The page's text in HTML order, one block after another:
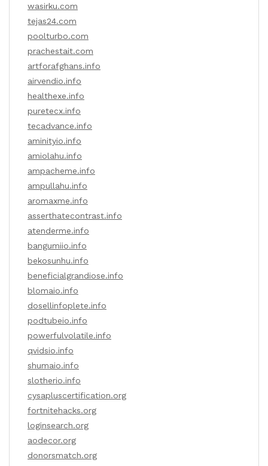
wasirku.com
tejas24.com
poolturbo.com
prachestait.com
artforafghans.info
airvendio.info
healthexe.info
puretecx.info
tecadvance.info
aminityio.info
amiolahu.info
ampacheme.info
ampullahu.info
aromaxme.info
asserthatecontrast.info
atenderme.info
bangumiio.info
bekosunhu.info
beneficialgrandiose.info
blomaio.info
dosellinfoplete.info
podtubeio.info
powerfulvolatile.info
qvidsio.info
shumaio.info
slotherio.info
cysapluscertification.org
fortnitehacks.org
loginsearch.org
aodecor.org
donorsmatch.org